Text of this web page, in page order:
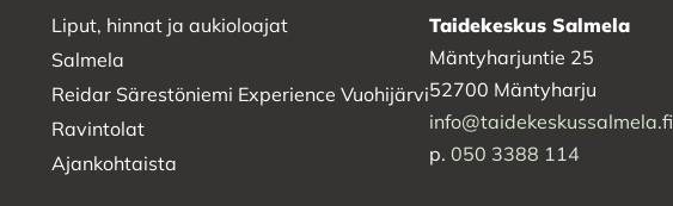
Liput, hinnat ja aukioloajat
Salmela
Reidar Särestöniemi Experience Vuohijärvi
Ravintolat
Ajankohtaista
Taidekeskus Salmela
Mäntyharjuntie 25
52700 Mäntyharju
info@taidekeskussalmela.fi
p. 050 3388 114